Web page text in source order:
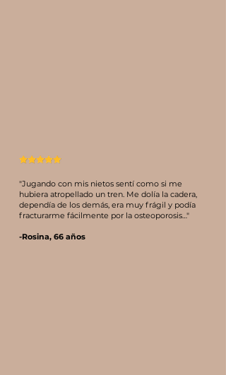
"Jugando con mis nietos sentí como si me
hubiera atropellado un tren. Me dolía la cadera,
dependía de los demás, era muy frágil y podía
fracturarme fácilmente por la osteoporosis…"
-Rosina, 66 años